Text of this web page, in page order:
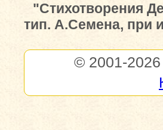
"Стихотворения
тип. А.Семена, при
© 2001-2026